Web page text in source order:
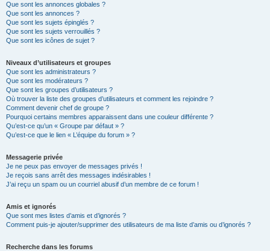
Que sont les annonces globales ?
Que sont les annonces ?
Que sont les sujets épinglés ?
Que sont les sujets verrouillés ?
Que sont les icônes de sujet ?
Niveaux d’utilisateurs et groupes
Que sont les administrateurs ?
Que sont les modérateurs ?
Que sont les groupes d’utilisateurs ?
Où trouver la liste des groupes d’utilisateurs et comment les rejoindre ?
Comment devenir chef de groupe ?
Pourquoi certains membres apparaissent dans une couleur différente ?
Qu’est-ce qu’un « Groupe par défaut » ?
Qu’est-ce que le lien « L’équipe du forum » ?
Messagerie privée
Je ne peux pas envoyer de messages privés !
Je reçois sans arrêt des messages indésirables !
J’ai reçu un spam ou un courriel abusif d’un membre de ce forum !
Amis et ignorés
Que sont mes listes d’amis et d’ignorés ?
Comment puis-je ajouter/supprimer des utilisateurs de ma liste d’amis ou d’ignorés ?
Recherche dans les forums